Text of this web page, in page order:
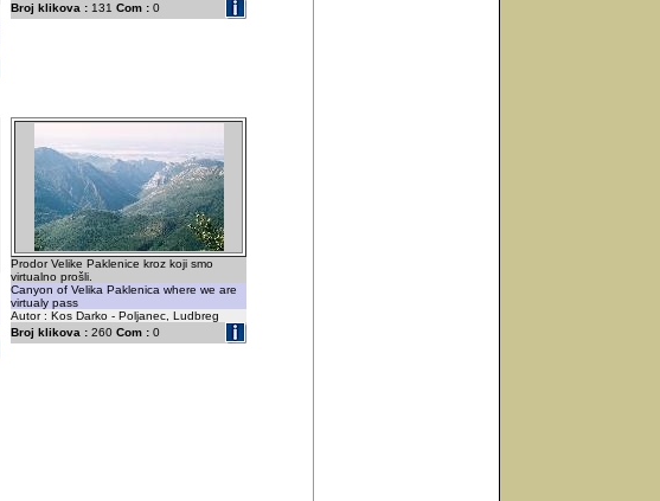
Broj klikova : 131 Com : 0
Prodor Velike Paklenice kroz koji smo
virtualno prošli.
Canyon of Velika Paklenica where we are
virtualy pass
Autor : Kos Darko - Poljanec, Ludbreg
Broj klikova : 260 Com : 0